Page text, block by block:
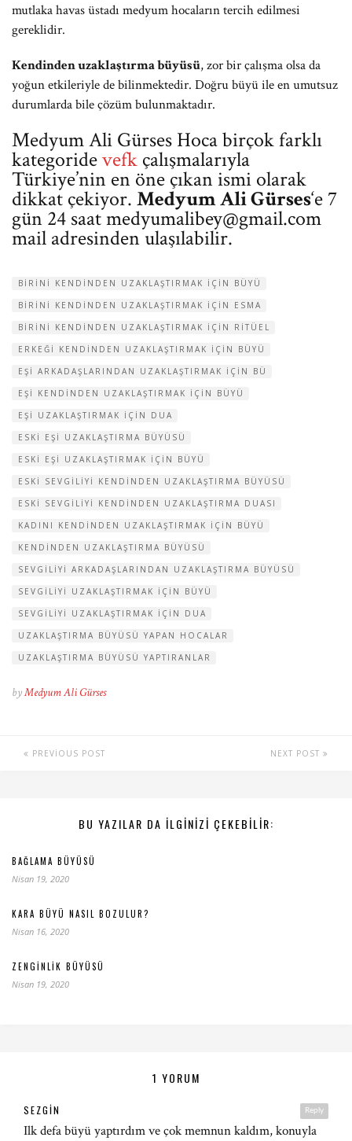
mutlaka havas üstadı medyum hocaların tercih edilmesi
gereklidir.
Kendinden uzaklaştırma büyüsü, zor bir çalışma olsa da
yoğun etkileriyle de bilinmektedir. Doğru büyü ile en umutsuz
durumlarda bile çözüm bulunmaktadır.
Medyum Ali Gürses Hoca birçok farklı
kategoridevefk çalışmalarıyla
Türkiye’nin en öne çıkan ismi olarak
dikkat çekiyor. Medyum Ali Gürses‘e 7
gün 24 saatmedyumalibey@gmail.com
mail adresinden ulaşılabilir.
BIRINI KENDINDEN UZAKLAŞTIRMAK IÇIN BÜYÜ
BIRINI KENDINDEN UZAKLAŞTIRMAK IÇIN ESMA
BIRINI KENDINDEN UZAKLAŞTIRMAK IÇIN RITÜEL
ERKEĞI KENDINDEN UZAKLAŞTIRMAK IÇIN BÜYÜ
EŞI ARKADAŞLARINDAN UZAKLAŞTIRMAK IÇIN BÜ
EŞI KENDINDEN UZAKLAŞTIRMAK IÇIN BÜYÜ
EŞI UZAKLAŞTIRMAK IÇIN DUA
ESKI EŞI UZAKLAŞTIRMA BÜYÜSÜ
ESKI EŞI UZAKLAŞTIRMAK IÇIN BÜYÜ
ESKI SEVGILIYI KENDINDEN UZAKLAŞTIRMA BÜYÜSÜ
ESKI SEVGILIYI KENDINDEN UZAKLAŞTIRMA DUASI
KADINI KENDINDEN UZAKLAŞTIRMAK IÇIN BÜYÜ
KENDINDEN UZAKLAŞTIRMA BÜYÜSÜ
SEVGILIYI ARKADAŞLARINDAN UZAKLAŞTIRMA BÜYÜSÜ
SEVGILIYI UZAKLAŞTIRMAK IÇIN BÜYÜ
SEVGILIYI UZAKLAŞTIRMAK IÇIN DUA
UZAKLAŞTIRMA BÜYÜSÜ YAPAN HOCALAR
UZAKLAŞTIRMA BÜYÜSÜ YAPTIRANLAR
byMedyum Ali Gürses
PREVIOUS POST NEXT POST
BU YAZILAR DA ILGINIZI ÇEKEBILIR:
BAĞLAMA BÜYÜSÜ
Nisan 19, 2020
KARA BÜYÜ NASIL BOZULUR?
Nisan 16, 2020
ZENGINLIK BÜYÜSÜ
Nisan 19, 2020
1 YORUM
Reply
SEZGIN
Ilk defa büyü yaptırdım ve çok memnun kaldım, konuyla